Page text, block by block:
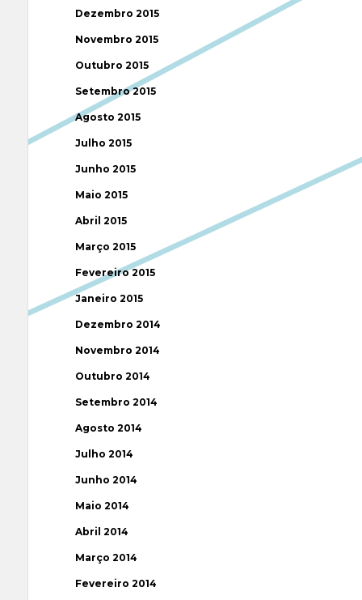
Dezembro 2015
Novembro 2015
Outubro 2015
Setembro 2015
Agosto 2015
Julho 2015
Junho 2015
Maio 2015
Abril 2015
Março 2015
Fevereiro 2015
Janeiro 2015
Dezembro 2014
Novembro 2014
Outubro 2014
Setembro 2014
Agosto 2014
Julho 2014
Junho 2014
Maio 2014
Abril 2014
Março 2014
Fevereiro 2014